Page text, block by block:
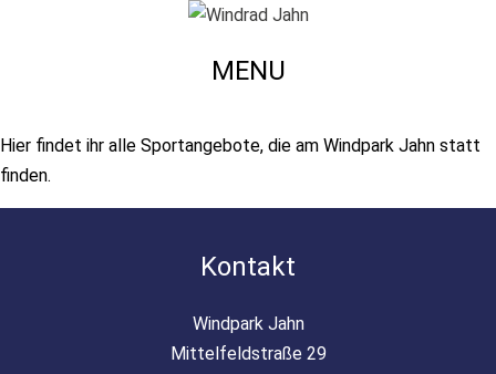
MENU
Hier findet ihr alle Sportangebote, die am Windpark Jahn statt
finden.
Kontakt
Windpark Jahn
Mittelfeldstraße 29